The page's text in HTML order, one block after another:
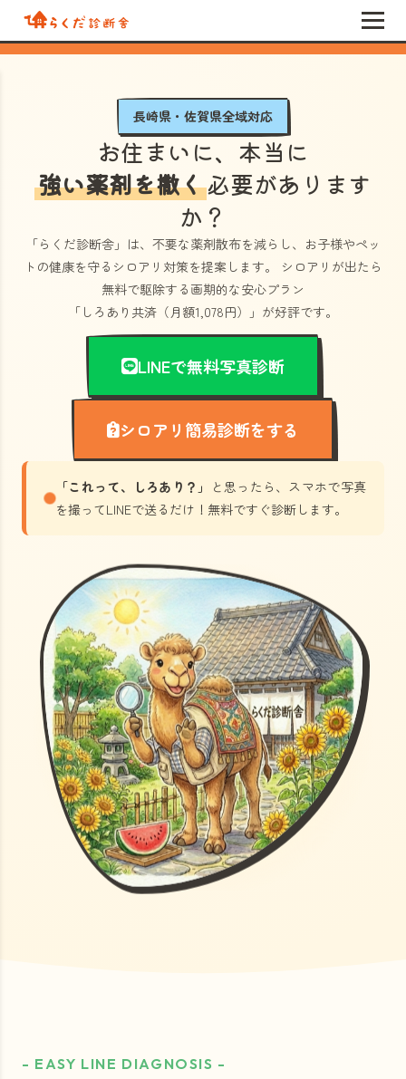
長崎県・佐賀県全域対応
お住まいに、本当に
強い薬剤を撒く必要があります
か？
「らくだ診断舎」 は、不要な薬剤散布を減らし、お子様やペッ
トの健康を守るシロアリ対策を提案します。 シロアリが出たら
無料で駆除する画期的な安心プラン
「しろあり共済（月額1,078円）」 が好評です。
LINEで無料写真診断
シロアリ簡易診断をする
「これって、しろあり？」
と思ったら、スマホで写真
を撮ってLINEで送るだけ！無料ですぐ診断します。
- EASY LINE DIAGNOSIS -